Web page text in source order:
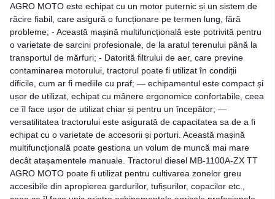
AGRO MOTO este echipat cu un motor puternic și un sistem de
răcire fiabil, care asigură o funcționare pe termen lung, fără
probleme; - Această mașină multifuncțională este potrivită pentru
o varietate de sarcini profesionale, de la aratul terenului până la
transportul de mărfuri; - Datorită filtrului de aer, care previne
contaminarea motorului, tractorul poate fi utilizat în condiții
dificile, cum ar fi mediile cu praf; — echipamentul este compact și
ușor de utilizat, echipat cu mânere ergonomice confortabile, ceea
ce îl face ușor de utilizat chiar și pentru un începător; —
versatilitatea tractorului este asigurată de capacitatea sa de a fi
echipat cu o varietate de accesorii și porturi. Această mașină
multifuncțională poate gestiona un volum de muncă mai mare
decât atașamentele manuale. Tractorul diesel MB-1100A-ZX TT
AGRO MOTO poate fi utilizat pentru cultivarea zonelor greu
accesibile din apropierea gardurilor, tufișurilor, copacilor etc.,